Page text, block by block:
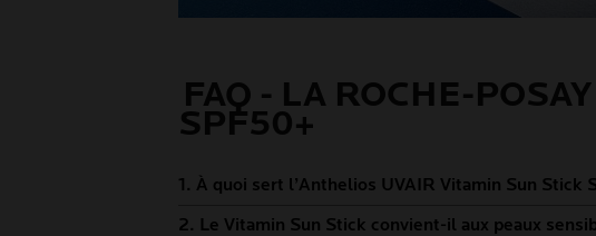
FAQ - LA ROCHE-
SPF50+
1. À quoi sert l’Anthelios UVAIR Vitamin Sun Stick
2. Le Vitamin Sun Stick convient-il aux peaux